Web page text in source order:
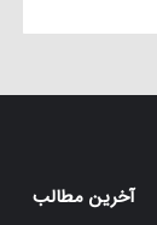
آخرین مطالب